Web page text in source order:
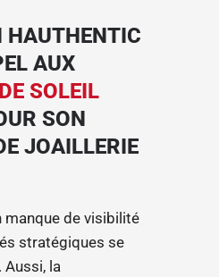
HAUTHENTIC
AUX
SOLEIL
SON
JOAILLERIE
manque de visibilité
stratégiques se
la